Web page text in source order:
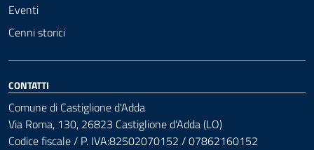
Eventi
Cenni storici
CONTATTI
Comune di Castiglione d'Adda
Via Roma, 130, 26823 Castiglione d'Adda (LO)
Codice fiscale / P. IVA:82502070152 / 07862160152